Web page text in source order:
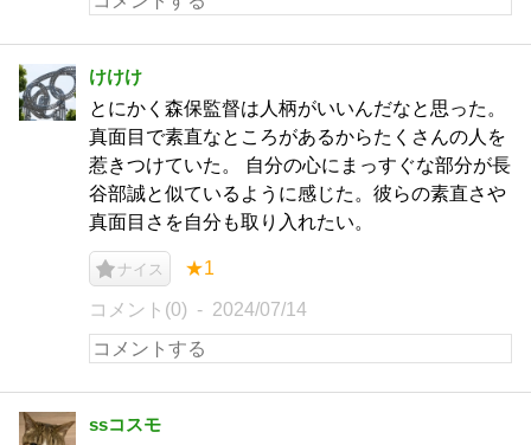
けけけ
とにかく森保監督は人柄がいいんだなと思った。
真面目で素直なところがあるからたくさんの人を
惹きつけていた。 自分の心にまっすぐな部分が長
谷部誠と似ているように感じた。彼らの素直さや
真面目さを自分も取り入れたい。
ナイス ★1
コメント(0) 2024/07/14
ssコスモ